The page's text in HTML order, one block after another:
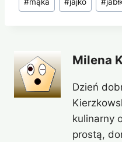
wpisu:
Milena
Dzień
kulinarny
prostą,